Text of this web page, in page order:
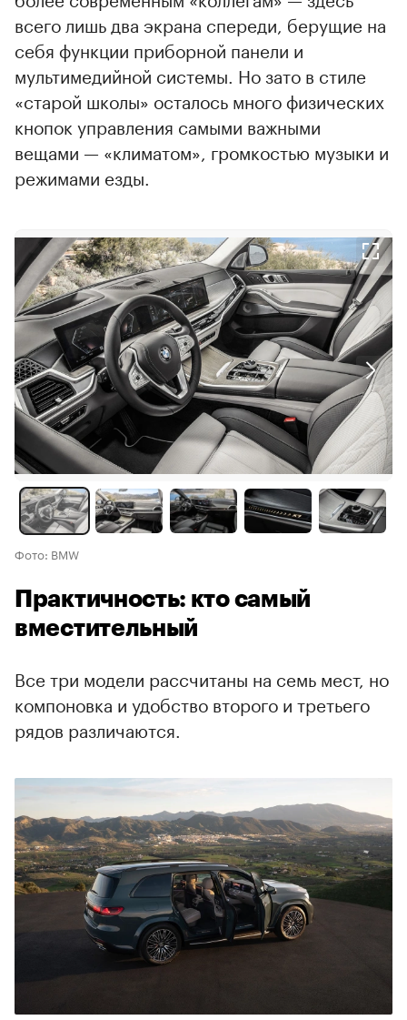
всего лишь два экрана спереди, берущие на
себя функции приборной панели и
мультимедийной системы. Но зато в стиле
«старой школы» осталось много физических
кнопок управления самыми важными
вещами — «климатом», громкостью музыки и
режимами езды.
Фото: BMW
Практичность: кто самый
вместительный
Все три модели рассчитаны на семь мест, но
компоновка и удобство второго и третьего
рядов различаются.